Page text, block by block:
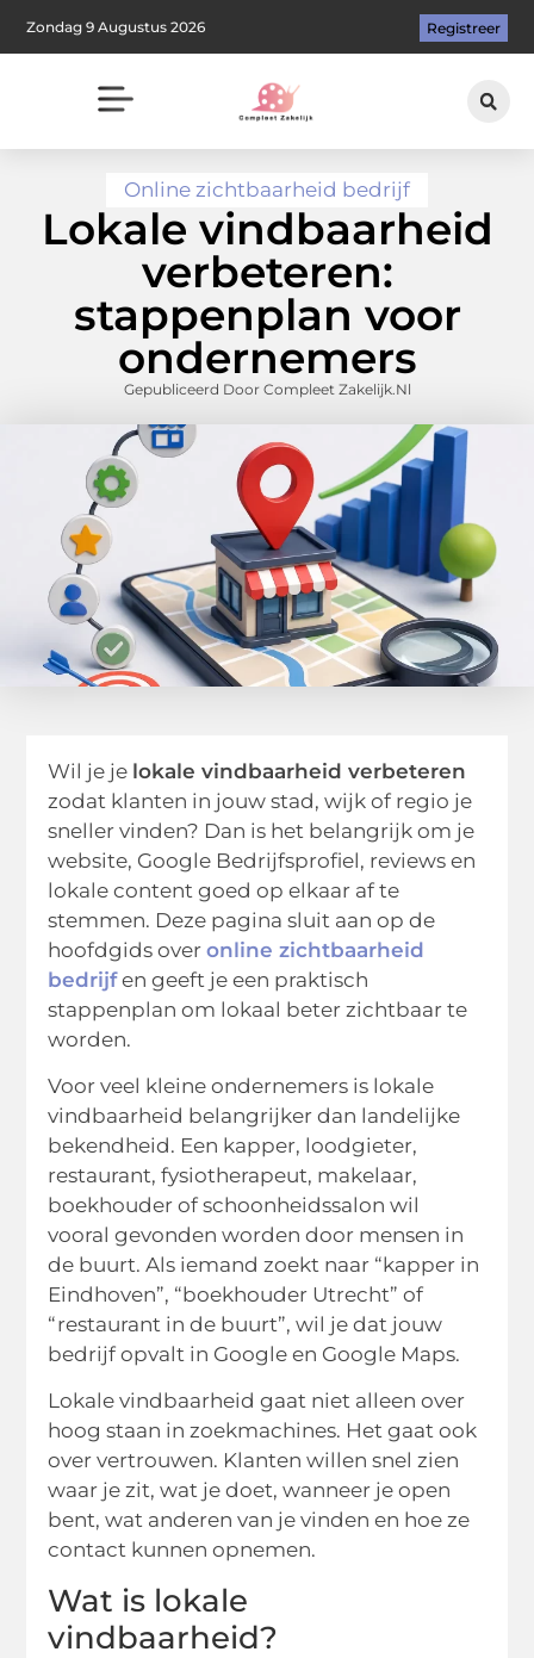
Zondag 9 Augustus 2026 Registreer
Online zichtbaarheid bedrijf
Lokale vindbaarheid
verbeteren:
stappenplan voor
ondernemers
Gepubliceerd Door Compleet Zakelijk.nl
Wil je je lokale vindbaarheid verbeteren
zodat klanten in jouw stad, wijk of regio je
sneller vinden? Dan is het belangrijk om je
website, Google Bedrijfsprofiel, reviews en
lokale content goed op elkaar af te
stemmen. Deze pagina sluit aan op de
hoofdgids overonline zichtbaarheid
bedrijfen geeft je een praktisch
stappenplan om lokaal beter zichtbaar te
worden.
Voor veel kleine ondernemers is lokale
vindbaarheid belangrijker dan landelijke
bekendheid. Een kapper, loodgieter,
restaurant, fysiotherapeut, makelaar,
boekhouder of schoonheidssalon wil
vooral gevonden worden door mensen in
de buurt. Als iemand zoekt naar “kapper in
Eindhoven”, “boekhouder Utrecht” of
“restaurant in de buurt”, wil je dat jouw
bedrijf opvalt in Google en Google Maps.
Lokale vindbaarheid gaat niet alleen over
hoog staan in zoekmachines. Het gaat ook
over vertrouwen. Klanten willen snel zien
waar je zit, wat je doet, wanneer je open
bent, wat anderen van je vinden en hoe ze
contact kunnen opnemen.
Wat is lokale
vindbaarheid?